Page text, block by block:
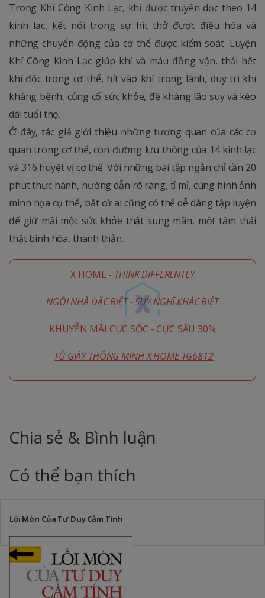
Trong Khí Công Kinh Lạc, khí được truyền dọc theo 14
kinh lạc, kết nối trong sự hít thở được điều hòa và
những chuyển động của cơ thể được kiểm soát. Luyện
Khí Công Kinh Lạc giúp khí và máu đồng vận, thải hết
khí độc trong cơ thể, hít vào khí trong lành, duy trì khí
kháng bệnh, củng cố sức khỏe, đề kháng lão suy và kéo
dài tuổi thọ.
Ở đây, tác giả giới thiệu những tương quan của các cơ
quan trong cơ thể, con đường lưu thông của 14 kinh lạc
và 316 huyệt vị cơ thể. Với những bài tập ngắn chỉ cần 20
phút thực hành, hướng dẫn rõ ràng, tỉ mỉ, cùng hình ảnh
minh họa cụ thể, bất cứ ai cũng có thể dễ dàng tập luyện
để giữ mãi một sức khỏe thật sung mãn, một tâm thái
thật bình hòa, thanh thản.
X HOME - THINK DIFFERENTLY
NGÔI NHÀ ĐẶC BIỆT - SUY NGHĨ KHÁC BIỆT
KHUYỄN MÃI CỰC SỐC - CỰC SÂU 30%
TỦ GIÀY THÔNG MINH X HOME TG6812
Chia sẻ & Bình luận
Có thể bạn thích
Lối Mòn Của Tư Duy Cảm Tính